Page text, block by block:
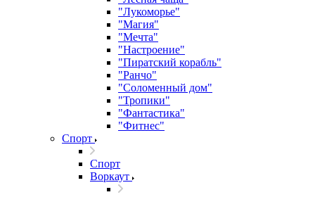
"Лукоморье"
"Магия"
"Мечта"
"Настроение"
"Пиратский корабль"
"Ранчо"
"Соломенный дом"
"Тропики"
"Фантастика"
"Фитнес"
Спорт
Спорт
Воркаут